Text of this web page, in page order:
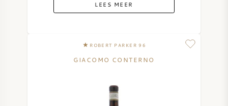
LEES MEER
ROBERT PARKER 96
GIACOMO CONTERNO